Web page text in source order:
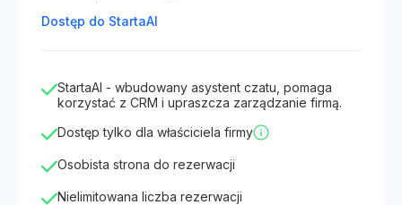
Dostęp do StartaAI
StartaAI - wbudowany asystent czatu, pomaga
korzystać z CRM i upraszcza zarządzanie firmą.
Dostęp tylko dla właściciela firmy
Osobista strona do rezerwacji
Nielimitowana liczba rezerwacji